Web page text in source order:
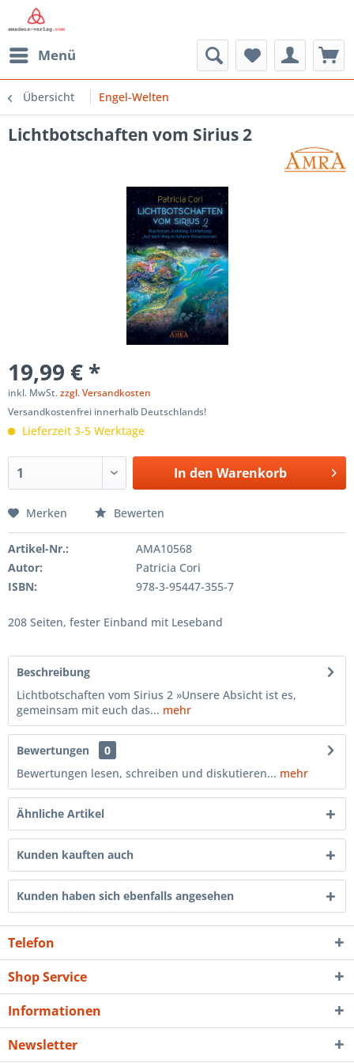
Menü
Übersicht Engel-Welten
Lichtbotschaften vom Sirius 2
19,99 € *
inkl. MwSt.zzgl. Versandkosten
Versandkostenfrei innerhalb Deutschlands!
Lieferzeit 3-5 Werktage
In den Warenkorb
Merken Bewerten
Artikel-Nr.:
AMA10568
Autor:
Patricia Cori
ISBN:
978-3-95447-355-7
208 Seiten, fester Einband mit Leseband
Beschreibung
Lichtbotschaften vom Sirius 2 »Unsere Absicht ist es,
gemeinsam mit euch das... mehr
Bewertungen
0
Bewertungen lesen, schreiben und diskutieren... mehr
Ähnliche Artikel
Kunden kauften auch
Kunden haben sich ebenfalls angesehen
Telefon
Shop Service
Informationen
Newsletter